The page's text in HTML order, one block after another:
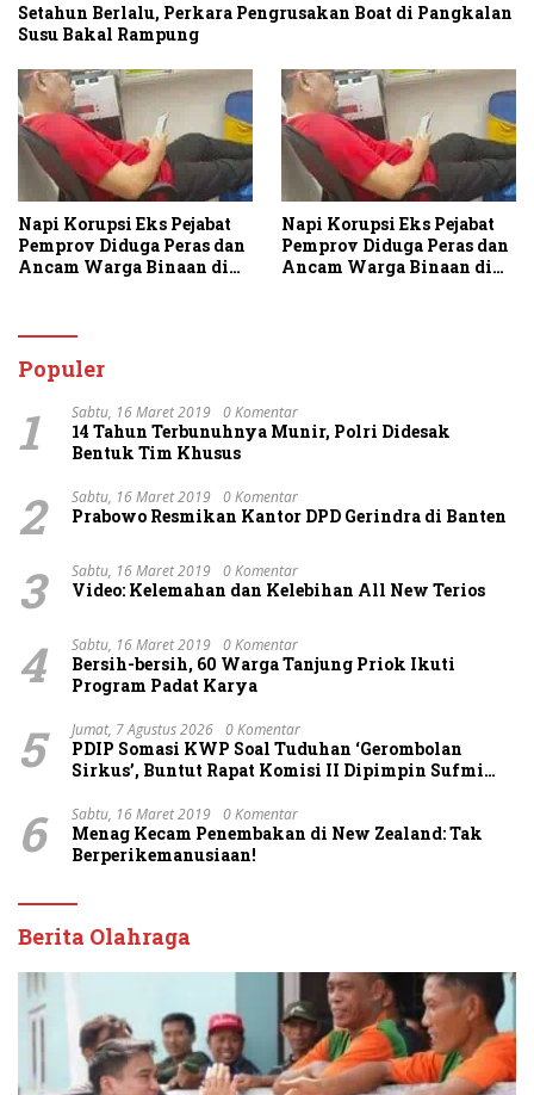
Setahun Berlalu, Perkara Pengrusakan Boat di Pangkalan
Susu Bakal Rampung
Napi Korupsi Eks Pejabat
Pemprov Diduga Peras dan
Ancam Warga Binaan di
Napi Korupsi Eks Pejabat
Pemprov Diduga Peras dan
Ancam Warga Binaan di
Populer
1 Sabtu, 16 Maret 2019 0 Komentar
14 Tahun Terbunuhnya Munir, Polri Didesak
Bentuk Tim Khusus
2 Sabtu, 16 Maret 2019 0 Komentar
Prabowo Resmikan Kantor DPD Gerindra di Banten
3 Sabtu, 16 Maret 2019 0 Komentar
Video: Kelemahan dan Kelebihan All New Terios
4 Sabtu, 16 Maret 2019 0 Komentar
Bersih-bersih, 60 Warga Tanjung Priok Ikuti
Program Padat Karya
5 Jumat, 7 Agustus 2026 0 Komentar
PDIP Somasi KWP Soal Tuduhan ‘Gerombolan
Sirkus’, Buntut Rapat Komisi II Dipimpin Sufmi
6 Sabtu, 16 Maret 2019 0 Komentar
Menag Kecam Penembakan di New Zealand: Tak
Berperikemanusiaan!
Berita Olahraga